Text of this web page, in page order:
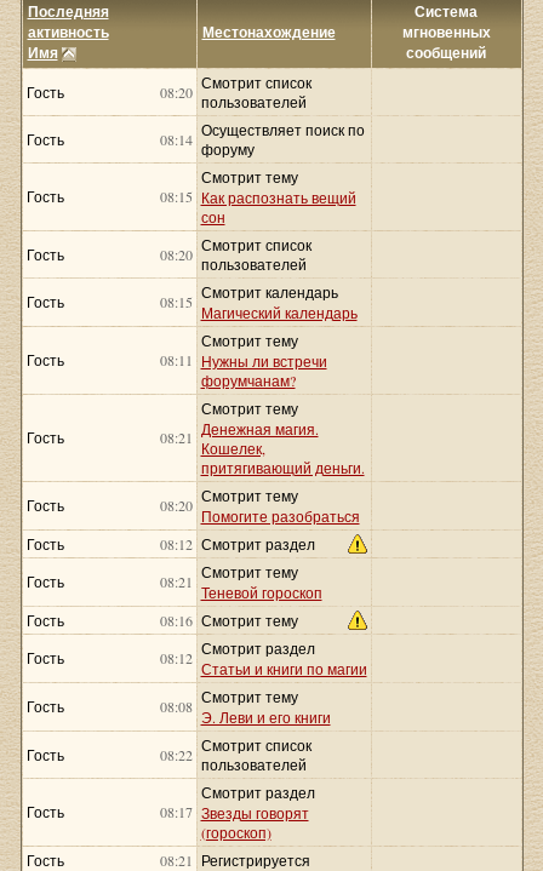
Последняя
активность
Имя
Местонахождение
Система
мгновенных
сообщений
08:20
Гость
Смотрит список
пользователей
08:14
Гость
Осуществляет поиск по
форуму
08:15
Гость
Смотрит тему
Как распознать вещий
сон
08:20
Гость
Смотрит список
пользователей
08:15
Гость
Смотрит календарь
Магический календарь
08:11
Гость
Смотрит тему
Нужны ли встречи
форумчанам?
08:21
Гость
Смотрит тему
Денежная магия.
Кошелек,
притягивающий деньги.
08:20
Гость
Смотрит тему
Помогите разобраться
08:12
Гость
Смотрит раздел
08:21
Гость
Смотрит тему
Теневой гороскоп
08:16
Гость
Смотрит тему
08:12
Гость
Смотрит раздел
Статьи и книги по магии
08:08
Гость
Смотрит тему
Э. Леви и его книги
08:22
Гость
Смотрит список
пользователей
08:17
Гость
Смотрит раздел
Звезды говорят
(гороскоп)
08:21
Гость
Регистрируется